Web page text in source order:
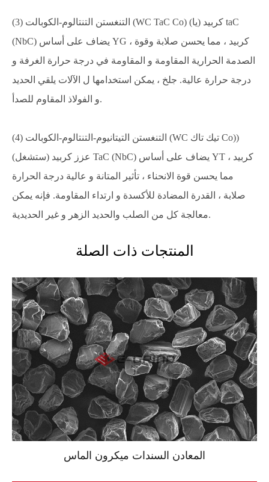
(3) التنغستن التنتالوم-الكوبالت (WC TaC Co) كربيد (يا) taC
(NbC) يضاف على أساس YG كربيد ، مما يحسن صلابة وقوة ،
الصدمة الحرارية المقاومة و المقاومة في درجة حرارة الغرفة و
درجة حرارة عالية. جلخ ، يمكن استخدامها ل الآلات يلقي الحديد
و الفولاذ المقاوم للصدأ.
(4) التنغستن التيتانيوم-التنتالوم-الكوبالت (WC تيك تاك Co))
عزز كربيد (ستشغل) TaC (NbC) يضاف على أساس YT كربيد ،
مما يحسن قوة الانحناء ، تأثير المتانة و عالية درجة الحرارة
صلابة ، القدرة المضادة للأكسدة و ارتداء المقاومة. فإنه يمكن
معالجة كل من الصلب والحديد الزهر و غير الحديدية.
المنتجات ذات الصلة
المعادن السندات ميكرون الماس